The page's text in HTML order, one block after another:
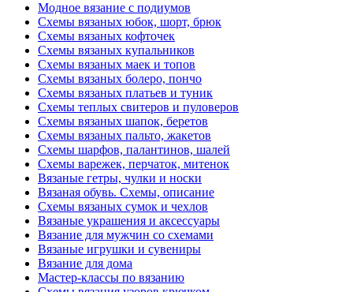
Модное вязание с подиумов
Схемы вязаных юбок, шорт, брюк
Схемы вязаных кофточек
Схемы вязаных купальников
Схемы вязаных маек и топов
Схемы вязаных болеро, пончо
Схемы вязаных платьев и туник
Схемы теплых свитеров и пуловеров
Схемы вязаных шапок, беретов
Схемы вязаных пальто, жакетов
Схемы шарфов, палантинов, шалей
Схемы варежек, перчаток, митенок
Вязаные гетры, чулки и носки
Вязаная обувь. Схемы, описание
Схемы вязаных сумок и чехлов
Вязаные украшения и аксессуары
Вязание для мужчин со схемами
Вязаные игрушки и сувениры
Вязание для дома
Мастер-классы по вязанию